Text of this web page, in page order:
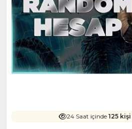
24 Saat içinde 125 kişi